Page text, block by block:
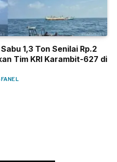
1,3 Ton Senilai Rp.2
Tim KRI Karambit-627 di